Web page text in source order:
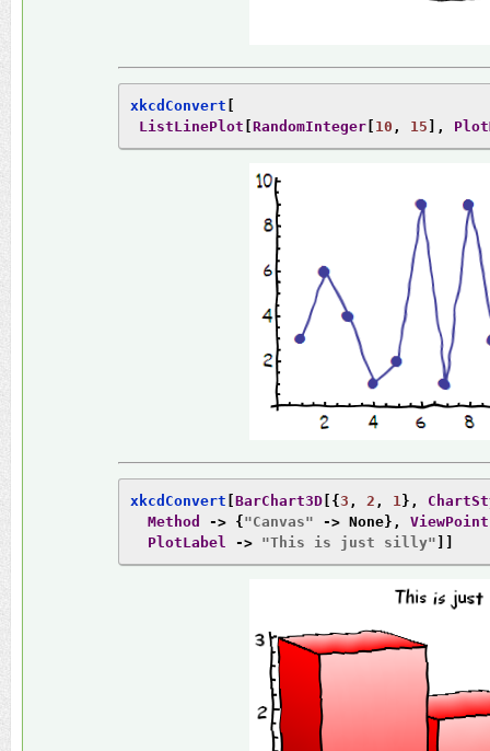
xkcdConvert [
ListLinePlot [RandomInteger [ 10 , 15 ],
xkcdConvert [BarChart3D [{3 , 2 , 1 },
Method
-> {"Canvas" -> None},
ViewPoint
PlotLabel
-> "This is just silly" ]]